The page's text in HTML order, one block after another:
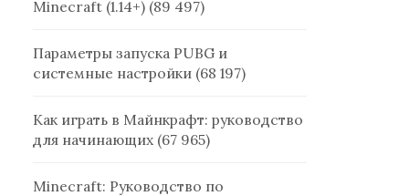
Minecraft (1.14+) (89 497)
Параметры запуска PUBG и
системные настройки (68 197)
Как играть в Майнкрафт: руководство
для начинающих (67 965)
Minecraft: Руководство по